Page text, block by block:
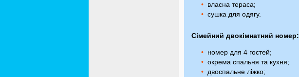
власна тераса;
сушка для одягу.
Сімейний двокімнатний номер:
номер для 4 гостей;
окрема спальня та кухня;
двоспальне ліжко;